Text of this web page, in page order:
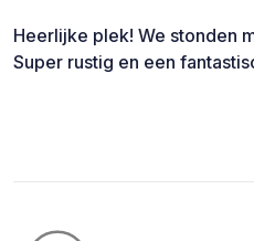
Heerlijke plek! We stonden
Super rustig en een